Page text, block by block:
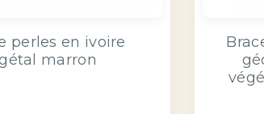
perles en ivoire
marron